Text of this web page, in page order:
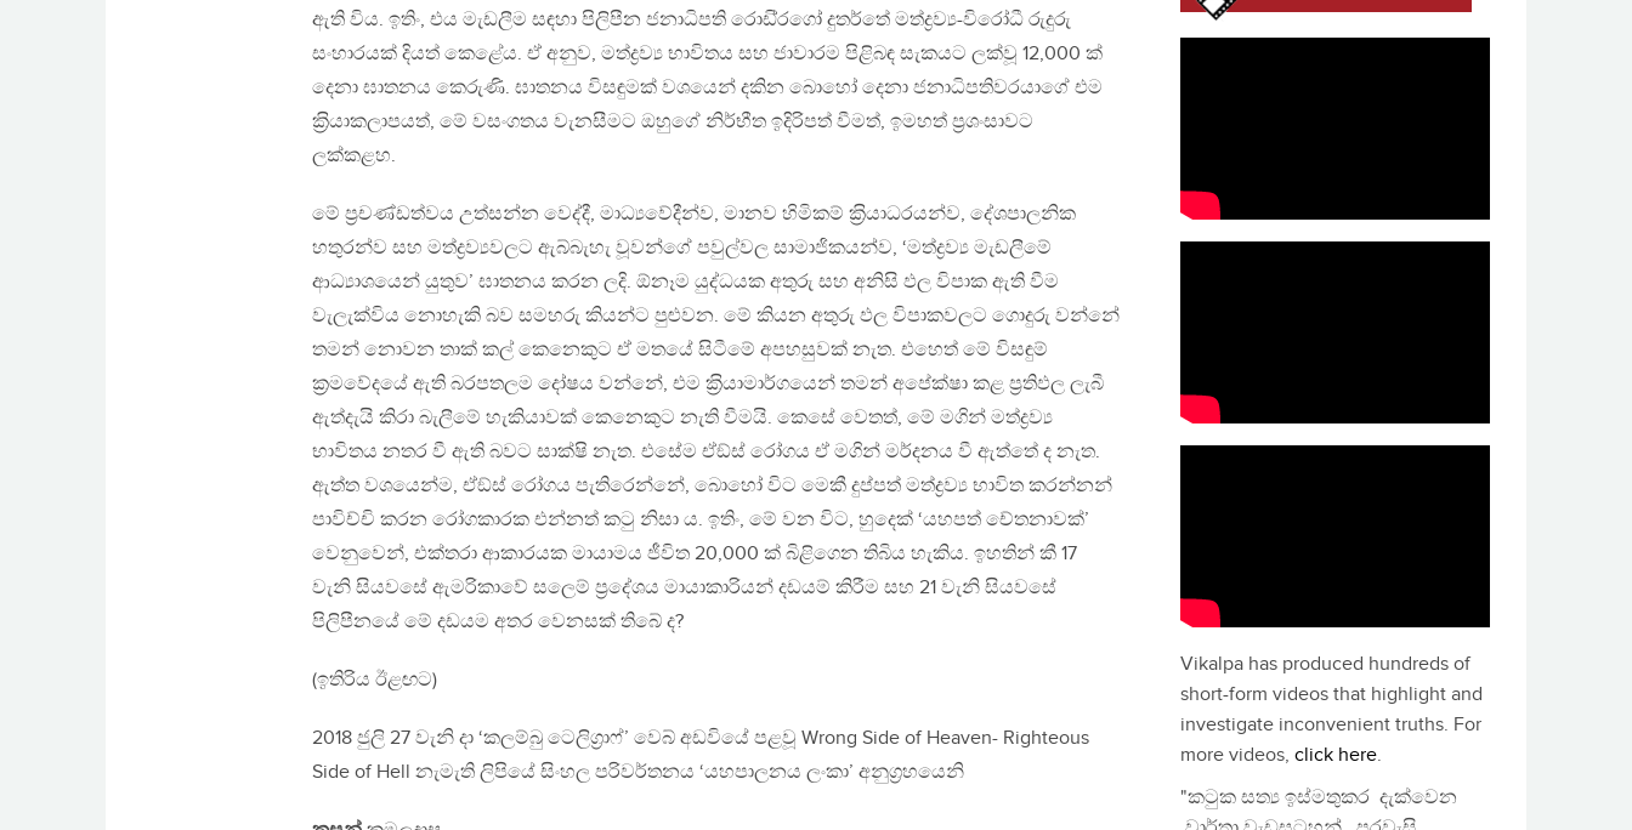
ඇති විය. ඉතිං, එය මැඩලීම සඳහා පිලිපීන ජනාධිපති රොඩි‍්‍රගෝ දුතර්තේ මත්ද්‍රව්‍ය-විරෝධී රුදුරු
සංහාරයක් දියත් කෙළේය. ඒ අනුව, මත්ද්‍රව්‍ය භාවිතය සහ ජාවාරම පිළිබඳ සැකයට ලක්වූ 12,000 ක්
දෙනා ඝාතනය කෙරුණි. ඝාතනය විසඳුමක් වශයෙන් දකින බොහෝ දෙනා ජනාධිපතිවරයාගේ එම
ක‍්‍රියාකලාපයත්, මේ වසංගතය වැනසීමට ඔහුගේ නිර්භීත ඉදිරිපත් වීමත්, ඉමහත් ප‍්‍රශංසාවට
ලක්කළහ.
මේ ප‍්‍රචණ්ඩත්වය උත්සන්න වෙද්දී, මාධ්‍යවේදීන්ව, මානව හිමිකම් ක‍්‍රියාධරයන්ව, දේශපාලනික
හතුරන්ව සහ මත්ද්‍රව්‍යවලට ඇබ්බැහැ වූවන්ගේ පවුල්වල සාමාජිකයන්ව, ‘මත්ද්‍රව්‍ය මැඩලීමේ
ආධ්‍යාශයෙන් යුතුව’ ඝාතනය කරන ලදි. ඕනෑම යුද්ධයක අතුරු සහ අනිසි ඵල විපාක ඇති වීම
වැලැක්විය නොහැකි බව සමහරු කියන්ට පුළුවන. මේ කියන අතුරු ඵල විපාකවලට ගොදුරු වන්නේ
තමන් නොවන තාක් කල් කෙනෙකුට ඒ මතයේ සිටීමේ අපහසුවක් නැත. එහෙත් මේ විසඳුම්
ක‍්‍රමවේදයේ ඇති බරපතලම දෝෂය වන්නේ, එම ක‍්‍රියාමාර්ගයෙන් තමන් අපේක්ෂා කළ ප‍්‍රතිඵල ලැබී
ඇත්දැයි කිරා බැලීමේ හැකියාවක් කෙනෙකුට නැති වීමයි. කෙසේ වෙතත්, මේ මගින් මත්ද්‍රව්‍ය
භාවිතය නතර වී ඇති බවට සාක්ෂි නැත. එසේම ඒඞ්ස් රෝගය ඒ මගින් මර්දනය වී ඇත්තේ ද නැත.
ඇත්ත වශයෙන්ම, ඒඞ්ස් රෝගය පැතිරෙන්නේ, බොහෝ විට මෙකී දුප්පත් මත්ද්‍රව්‍ය භාවිත කරන්නන්
පාවිච්චි කරන රෝගකාරක එන්නත් කටු නිසා ය. ඉතිං, මේ වන විට, හුදෙක් ‘යහපත් චේතනාවක්’
වෙනුවෙන්, එක්තරා ආකාරයක මායාමය ජීවිත 20,000 ක් බිළිගෙන තිබිය හැකිය. ඉහතින් කී 17
වැනි සියවසේ ඇමරිකාවේ සලෙම් ප‍්‍රදේශය මායාකාරියන් දඩයම් කිරීම සහ 21 වැනි සියවසේ
පිලිපීනයේ මේ දඩයම අතර වෙනසක් තිබේ ද?
(ඉතිරිය ඊළඟට)
2018 ජුලි 27 වැනි දා ‘කලම්බු ටෙලිග‍්‍රාෆ්’ වෙබ් අඩවියේ පළවූ Wrong Side of Heaven- Righteous
Side of Hell නැමැති ලිපියේ සිංහල පරිවර්තනය ‘යහපාලනය ලංකා’ අනුග‍්‍රහයෙනි
Vikalpa has produced hundreds of
short-form videos that highlight and
investigate inconvenient truths. For
more videos, click here.
"කටුක සත්‍ය ඉස්මතුකර දැක්වෙන